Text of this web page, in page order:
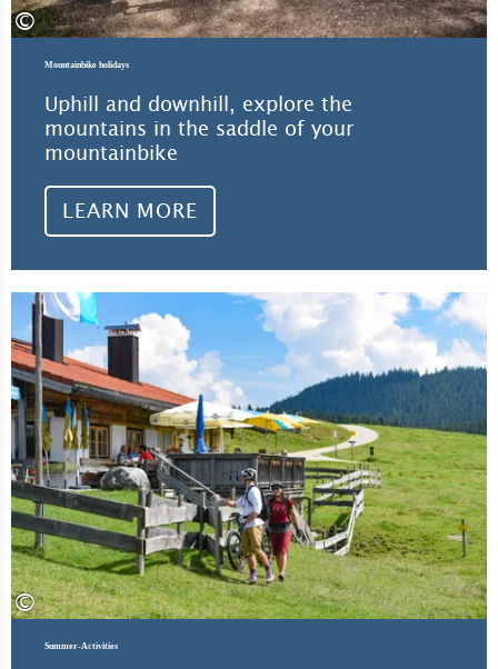
©
Mountainbike holidays
Uphill and downhill, explore the
mountains in the saddle of your
mountainbike
LEARN MORE
©
Summer-Activities